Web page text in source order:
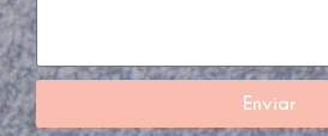
Enviar